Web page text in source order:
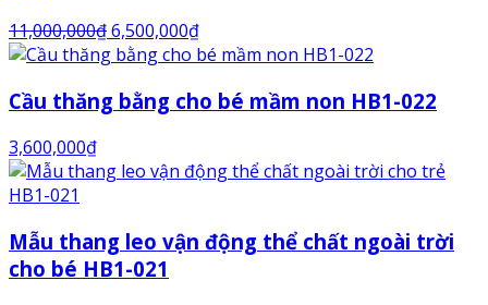
11,000,000₫6,500,000₫
Cầu thăng bằng cho bé mầm non HB1-022
3,600,000₫
Mẫu thang leo vận động thể chất ngoài trời
cho bé HB1-021